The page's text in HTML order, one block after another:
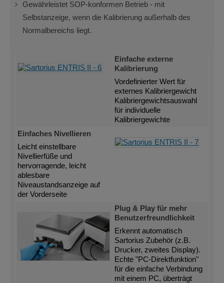
Gewährleistet SOP-konformen Betrieb - mit
Selbstanzeige, wenn die Kalibrierung außerhalb des
Normalbereichs liegt.
Einfache externe
Kalibrierung
Vordefinierter Wert für
externes Kalibriergewicht
Kalibriergewichtsauswahl
für individuelle
Kalibriergewichte
Einfaches Nivellieren
Leicht einstellbare
Nivellierfüße und
hervorragende, leicht
ablesbare
Niveaustandsanzeige auf
der Vorderseite
Plug & Play für mehr
Benutzerfreundlichkeit
Erkennt automatisch
Sartorius Zubehör (z.B.
Drucker, zweites Display).
Echte "PC-Direktfunktion"
für die einfache Verbindung
mit einem PC, überträgt